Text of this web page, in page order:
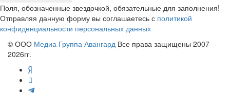
Поля, обозначенные звездочкой, обязательные для заполнения!
Отправляя данную форму вы соглашаетесь с политикой
конфиденциальности персональных данных
© ООО Медиа Группа Авангард Все права защищены 2007-
2026гг.